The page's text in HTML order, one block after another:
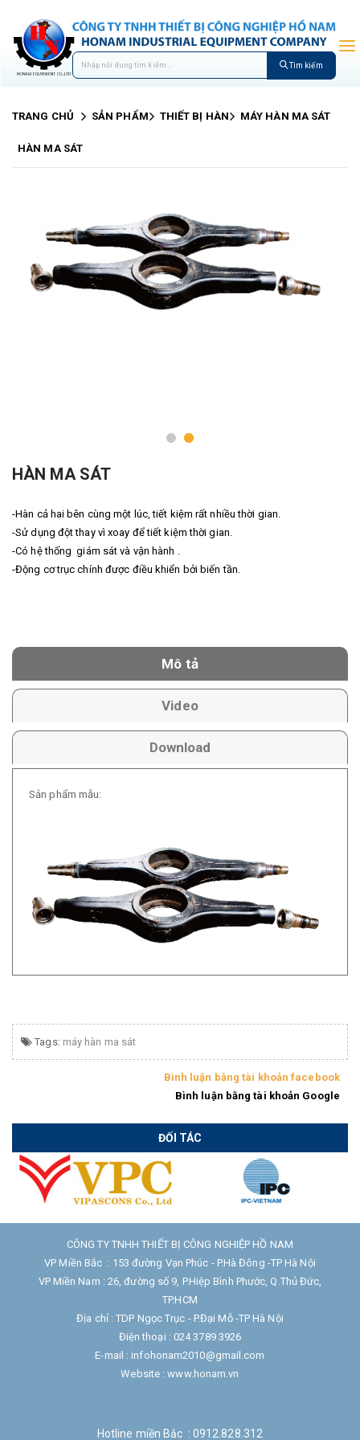
Tìm kiếm
TRANG CHỦ SẢN PHẨM THIẾT BỊ HÀN MÁY HÀN MA SÁT
HÀN MA SÁT
HÀN MA SÁT
-Hàn cả hai bên cùng một lúc, tiết kiệm rất nhiều thời gian.
-Sử dụng đột thay vì xoay để tiết kiệm thời gian.
-Có hệ thống giám sát và vận hành .
-Động cơ trục chính được điều khiển bởi biến tần.
Mô tả
Video
Download
Sản phẩm mẫu:
Tags: máy hàn ma sát
Bình luận bằng tài khoản facebook
Bình luận bằng tài khoản Google
ĐỐI TÁC
CÔNG TY TNHH THIẾT BỊ CÔNG NGHIỆP HỒ NAM
VP Miền Bắc : 153 đường Vạn Phúc - P.Hà Đông -TP Hà Nội
VP Miền Nam : 26, đường số 9, P.Hiệp Bình Phước, Q.Thủ Đức,
TP.HCM
Địa chỉ : TDP Ngọc Trục - P.Đại Mỗ -TP Hà Nội
Điện thoại : 024 3789 3926
E-mail : infohonam2010@gmail.com
Website : www.honam.vn
Hotline miền Bắc : 0912.828.312